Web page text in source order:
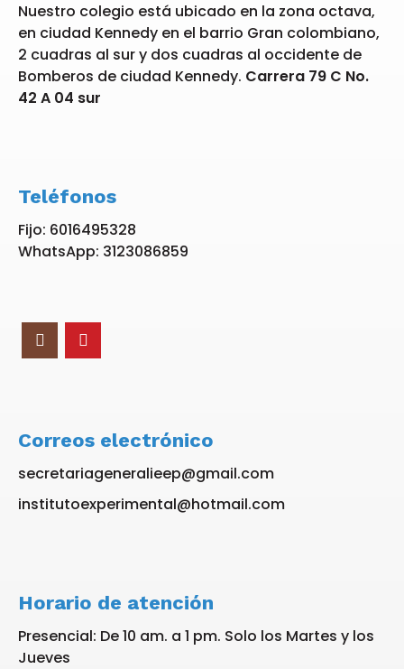
Nuestro colegio está ubicado en la zona octava,
en ciudad Kennedy en el barrio Gran colombiano,
2 cuadras al sur y dos cuadras al occidente de
Bomberos de ciudad Kennedy. Carrera 79 C No.
42 A 04 sur
Teléfonos
Fijo: 6016495328
WhatsApp: 3123086859
Correos electrónico
secretariageneralieep@gmail.com
institutoexperimental@hotmail.com
Horario de atención
Presencial: De 10 am. a 1 pm. Solo los Martes y los
Jueves